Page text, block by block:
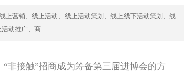
上营销、线上活动、线上活动策划、线上线下活动策划、线
动推广、商 ...
非接触”招商成为筹备第三届进博会的方